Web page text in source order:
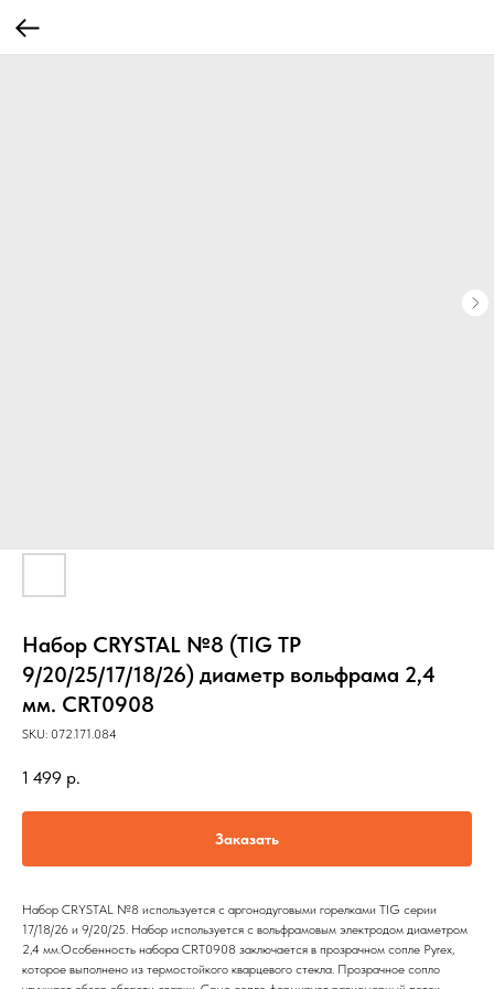
Набор CRYSTAL №8 (TIG TP
9/20/25/17/18/26) диаметр вольфрама 2,4
мм. CRT0908
SKU: 072.171.084
1 499 р.
Заказать
Набор CRYSTAL №8 используется с аргонодуговыми горелками TIG серии
17/18/26 и 9/20/25. Набор используется с вольфрамовым электродом диаметром
2,4 мм.Особенность набора CRT0908 заключается в прозрачном сопле Pyrex,
которое выполнено из термостойкого кварцевого стекла. Прозрачное сопло